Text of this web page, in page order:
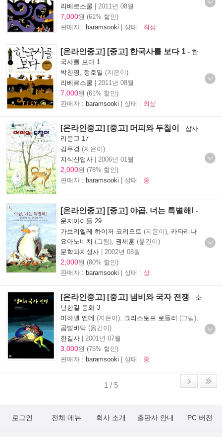
리베르스쿨 | 2011년 08월
7,000원 (61% 할인)
판매자 : baramsooki | 상태 : 최상
[온라인중고] [중고] 한국사를 보다 1 - 한
국사를 보다 1
박찬영
정호일 (지은이)
리베르스쿨 | 2011년 08월
7,000원 (61% 할인)
판매자 : baramsooki | 상태 : 최상
[온라인중고] [중고] 머피와 두칠이 - 삽사
리문고 17
김우경 (지은이)
지식산업사 | 2006년 01월
2,000원 (78% 할인)
판매자 : baramsooki | 상태 : 중
[온라인중고] [중고] 야곱, 너는 특별해! -
문지아이들 29
가브리엘레 하이저-코리오트 (지은이), 카타리나
요아노비치 (그림), 권세훈 (옮긴이)
문학과지성사 | 2002년 08월
2,000원 (80% 할인)
판매자 : baramsooki | 상태 : 상
[온라인중고] [중고] 냄비와 국자 전쟁 - 소
년한길 동화 3
미하엘 엔데 (지은이), 크리스토프 로들러 (그림),
곰발바닥 (옮긴이)
한길사 | 2001년 07월
3,000원 (75% 할인)
판매자 : baramsooki | 상태 : 중
1 / 5
로그인 전체 메뉴 회사 소개 출판사 안내 PC 버전